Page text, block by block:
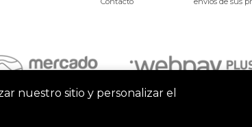
nuestro sitio y personalizar el